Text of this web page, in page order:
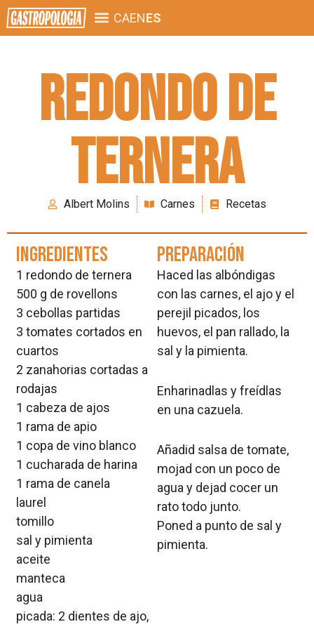
CAENES
Redondo de
ternera
Albert Molins Carnes Recetas
ingredientes
1 redondo de ternera
500 g de rovellons
3 cebollas partidas
3 tomates cortados en
cuartos
2 zanahorias cortadas a
rodajas
1 cabeza de ajos
1 rama de apio
1 copa de vino blanco
1 cucharada de harina
1 rama de canela
laurel
tomillo
sal y pimienta
aceite
manteca
agua
picada: 2 dientes de ajo,
preparación
Haced las albóndigas
con las carnes, el ajo y el
perejil picados, los
huevos, el pan rallado, la
sal y la pimienta.
Enharinadlas y freídlas
en una cazuela.
Añadid salsa de tomate,
mojad con un poco de
agua y dejad cocer un
rato todo junto.
Poned a punto de sal y
pimienta.